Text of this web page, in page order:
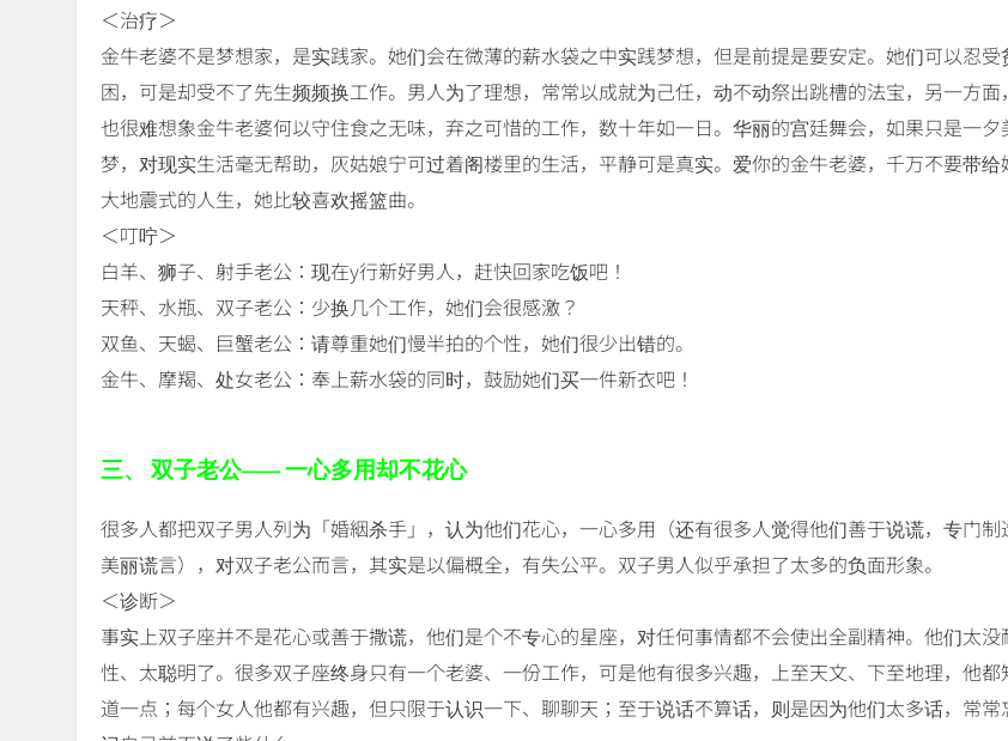
＜治疗＞
金牛老婆不是梦想家，是实践家。她们会在微薄的薪水袋之中实践梦想，但是前提是要安定。她们可以忍受
困，可是却受不了先生频频换工作。男人为了理想，常常以成就为己任，动不动祭出跳槽的法宝，另一方面，
也很难想象金牛老婆何以守住食之无味，弃之可惜的工作，数十年如一日。华丽的宫廷舞会，如果只是一夕
梦，对现实生活毫无帮助，灰姑娘宁可过着阁楼里的生活，平静可是真实。爱你的金牛老婆，千万不要带给
大地震式的人生，她比较喜欢摇篮曲。
＜叮咛＞
白羊、狮子、射手老公：现在y行新好男人，赶快回家吃饭吧！
天秤、水瓶、双子老公：少换几个工作，她们会很感激？
双鱼、天蝎、巨蟹老公：请尊重她们慢半拍的个性，她们很少出错的。
金牛、摩羯、处女老公：奉上薪水袋的同时，鼓励她们买一件新衣吧！
三、 双子老公—— 一心多用却不花心
很多人都把双子男人列为「婚絪杀手」，认为他们花心，一心多用（还有很多人觉得他们善于说谎，专门制
美丽谎言），对双子老公而言，其实是以偏概全，有失公平。双子男人似乎承担了太多的负面形象。
＜诊断＞
事实上双子座并不是花心或善于撒谎，他们是个不专心的星座，对任何事情都不会使出全副精神。他们太没
性、太聪明了。很多双子座终身只有一个老婆、一份工作，可是他有很多兴趣，上至天文、下至地理，他都
道一点；每个女人他都有兴趣，但只限于认识一下、聊聊天；至于说话不算话，则是因为他们太多话，常常